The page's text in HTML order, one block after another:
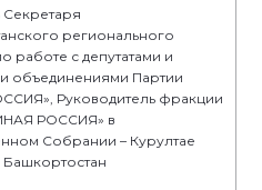
Секретаря
регионального
работе с депутатами и
объединениями Партии
Руководитель фракции
РОССИЯ» в
Собрании – Курултае